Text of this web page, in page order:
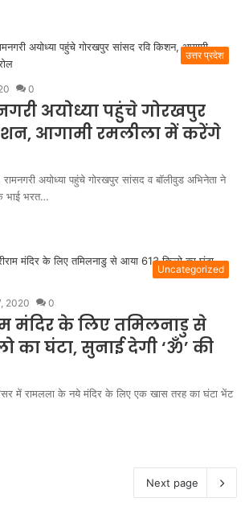
उत्तर प्रदेश
0
अयोध्या पहुंचे गोरखपुर
आगामी रमलीला में करेंगे
अयोध्या पहुंचे गोरखपुर सांसद व बाॅलीवुड अभिनेता ने
भाई भरत…
Uncategorized
2020 0
मंदिर के लिए तमिलनाडु से
का घंटा, सुनाई देगी ‘ॐ’ की
में रामलला के नये मंदिर के लिए एक खास तरह का घंटा भेंट
Next page